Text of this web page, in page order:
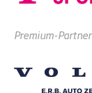
Premium-Partner